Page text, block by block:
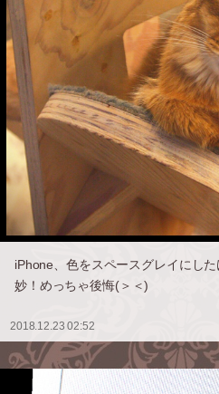
iPhone、色をスペースグレイにし
妙！めっちゃ後悔(＞＜)
2018.12.23 02:52